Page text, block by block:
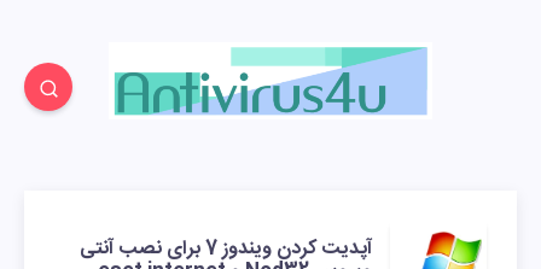
آپدیت کردن ویندوز 7 برای نصب آنتی